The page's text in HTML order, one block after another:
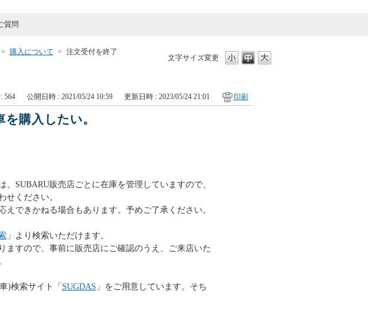
文字サイズ変更
> 購入について > 注文受付を終了
564 公開日時 : 2021/05/24 10:59 更新日時 : 2023/05/24 21:01 印刷
購入したい。
SUBARU販売店ごとに在庫を管理していますので、
せください。
えできかねる場合もあります。予めご了承ください。
」より検索いただけます。
ますので、事前に販売店にご確認のうえ、ご来店いた
)検索サイト「 SUGDAS 」をご用意しています。そち